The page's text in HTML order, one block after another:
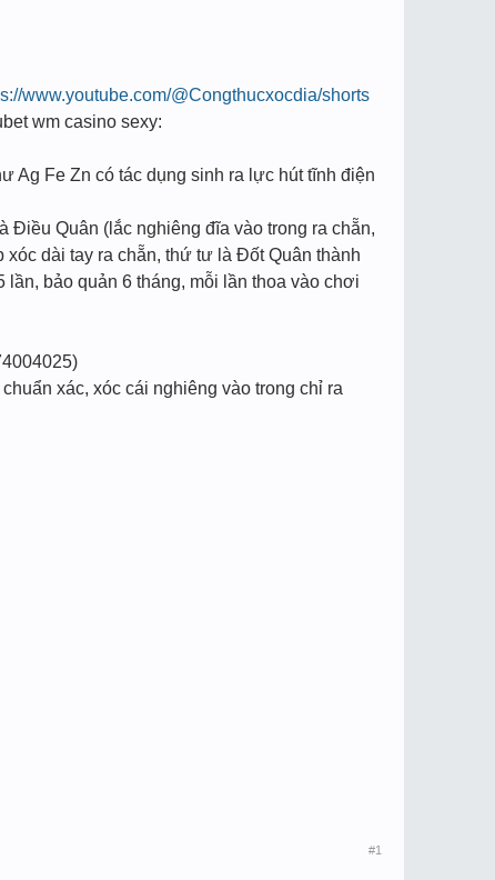
www.youtube.com/@Congthucxocdia/shorts
wm casino sexy:
Ag Fe Zn có tác dụng sinh ra lực hút tĩnh điện
Quân (lắc nghiêng đĩa vào trong ra chẵn,
dài tay ra chẵn, thứ tư là Đốt Quân thành
bảo quản 6 tháng, mỗi lần thoa vào chơi
xác, xóc cái nghiêng vào trong chỉ ra
#1